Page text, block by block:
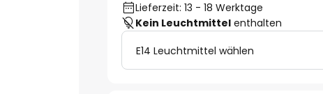
Lieferzeit: 13 - 18 Werktage
Kein Leuchtmittel enthalten
E14 Leuchtmittel wählen